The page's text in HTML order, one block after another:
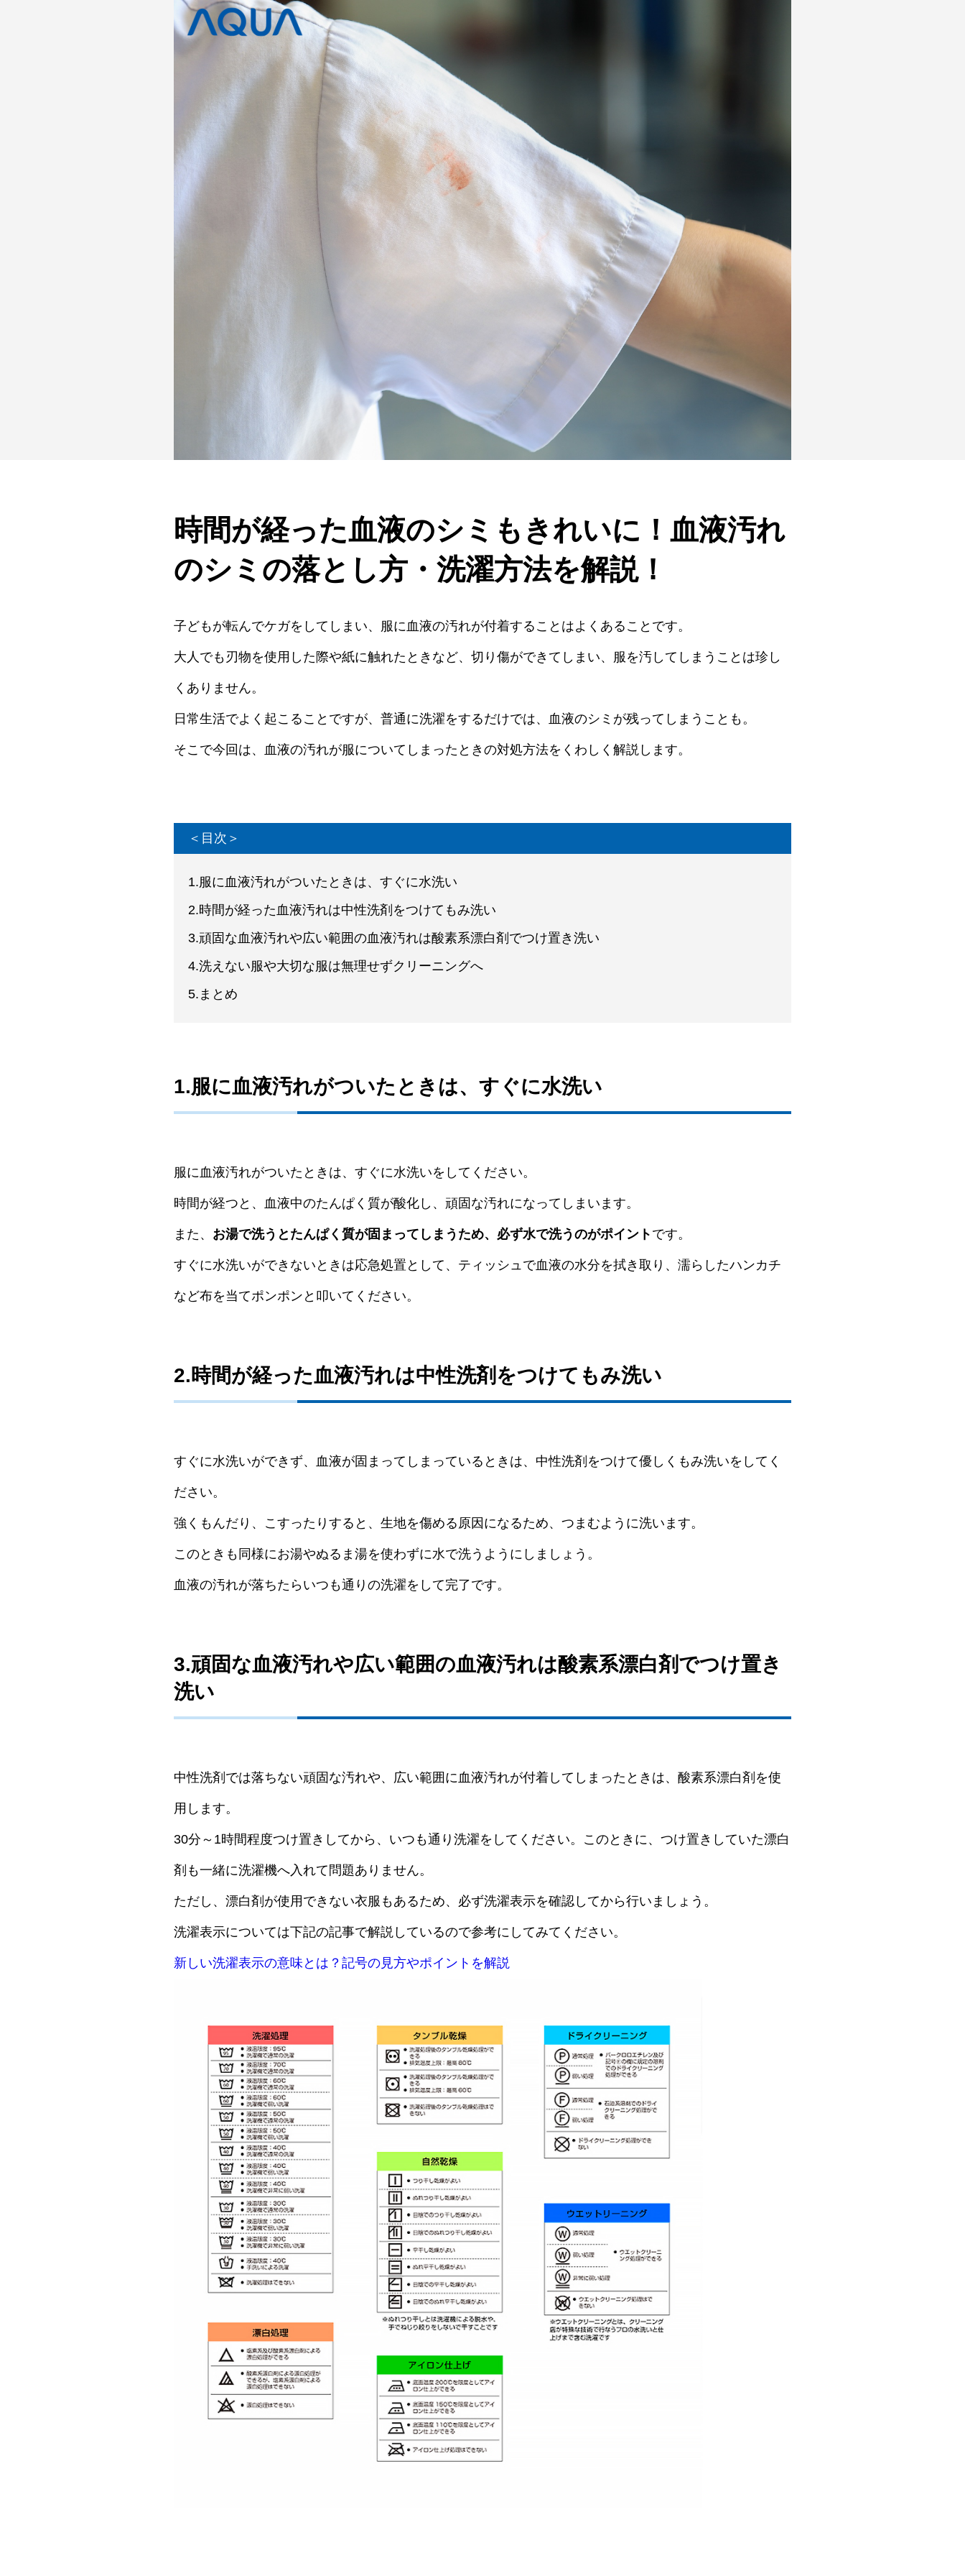
時間が経った血液のシミもきれいに！血液汚れ
のシミの落とし方・洗濯方法を解説！
子どもが転んでケガをしてしまい、服に血液の汚れが付着することはよくあることです。
大人でも刃物を使用した際や紙に触れたときなど、切り傷ができてしまい、服を汚してしまうことは珍し
くありません。
日常生活でよく起こることですが、普通に洗濯をするだけでは、血液のシミが残ってしまうことも。
そこで今回は、血液の汚れが服についてしまったときの対処方法をくわしく解説します。
＜目次＞
1.服に血液汚れがついたときは、すぐに水洗い
2.時間が経った血液汚れは中性洗剤をつけてもみ洗い
3.頑固な血液汚れや広い範囲の血液汚れは酸素系漂白剤でつけ置き洗い
4.洗えない服や大切な服は無理せずクリーニングへ
5.まとめ
1.服に血液汚れがついたときは、すぐに水洗い
服に血液汚れがついたときは、すぐに水洗いをしてください。
時間が経つと、血液中のたんぱく質が酸化し、頑固な汚れになってしまいます。
また、 お湯で洗うとたんぱく質が固まってしまうため、必ず水で洗うのがポイント です。
すぐに水洗いができないときは応急処置として、ティッシュで血液の水分を拭き取り、濡らしたハンカチ
など布を当てポンポンと叩いてください。
2.時間が経った血液汚れは中性洗剤をつけてもみ洗い
すぐに水洗いができず、血液が固まってしまっているときは、中性洗剤をつけて優しくもみ洗いをしてく
ださい。
強くもんだり、こすったりすると、生地を傷める原因になるため、つまむように洗います。
このときも同様にお湯やぬるま湯を使わずに水で洗うようにしましょう。
血液の汚れが落ちたらいつも通りの洗濯をして完了です。
3.頑固な血液汚れや広い範囲の血液汚れは酸素系漂白剤でつけ置き
洗い
中性洗剤では落ちない頑固な汚れや、広い範囲に血液汚れが付着してしまったときは、酸素系漂白剤を使
用します。
30分～1時間程度つけ置きしてから、いつも通り洗濯をしてください。このときに、つけ置きしていた漂白
剤も一緒に洗濯機へ入れて問題ありません。
ただし、漂白剤が使用できない衣服もあるため、必ず洗濯表示を確認してから行いましょう。
洗濯表示については下記の記事で解説しているので参考にしてみてください。
新しい洗濯表示の意味とは？記号の見方やポイントを解説